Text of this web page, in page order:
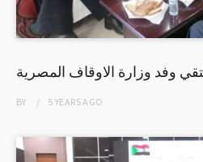
وفد وزارة الاوقاف المصرية
BY 5 YEARSAGO